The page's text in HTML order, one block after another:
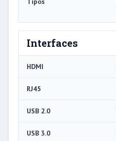
Interfaces
HDMI
RJ45
USB 2.0
USB 3.0